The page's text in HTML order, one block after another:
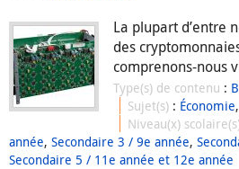
La plupart d’entre
des
comprenons-nous
Type(s) de contenu :
Sujet(s) : Économie,
Niveau(x)
année, Secondaire 3 / 9e année,
Secondaire 5 / 11e année et 12e année